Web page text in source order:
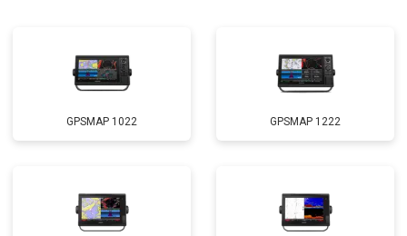
GPSMAP 1022 GPSMAP 1222